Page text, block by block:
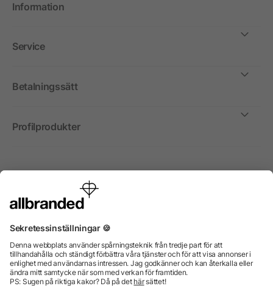
Information
Service
Betalningssätt
Profilprodukter
Internationellt